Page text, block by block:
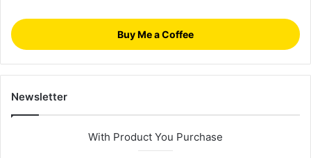
Erholung nach dem Hochzeitsstress
Nach den Vorbereitungen für die Hochzeit sind die
Flitterwochen eine Auszeit. Paare können den Alltag hinter
sich lassen und sich auf ihre Beziehung konzentrieren. Sie
Buy Me a Coffee
Newsletter
With Product You Purchase